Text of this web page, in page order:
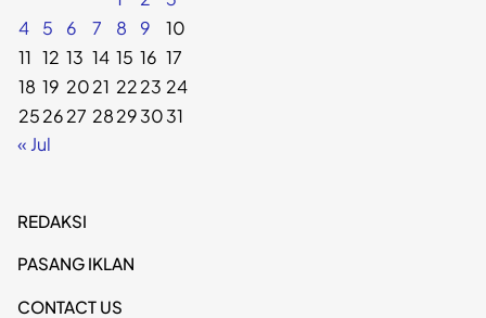
4
5 6 7 8 9
10
11 12 13 14 15 16 17
18 19 2021 2223 24
252627 28293031
« Jul
REDAKSI
PASANG IKLAN
CONTACT US